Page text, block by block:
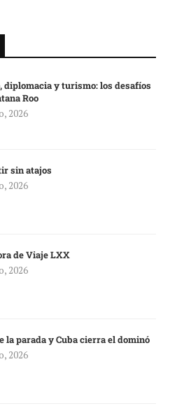
diplomacia y turismo: los desafíos
Roo
2026
sin atajos
2026
de Viaje LXX
2026
la parada y Cuba cierra el dominó
2026